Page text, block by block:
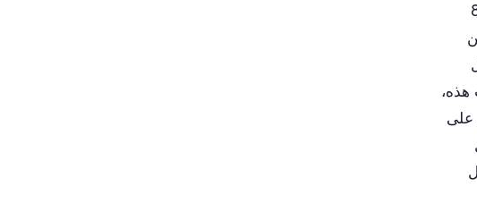
86.0
الشاحنات هذه،
دولار أمريكي على